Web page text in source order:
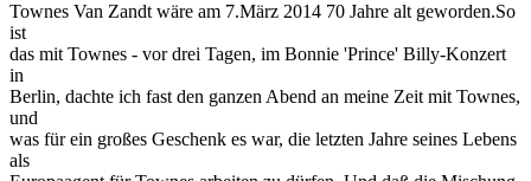
Townes Van Zandt wäre am 7.März 2014 70 Jahre alt geworden.So
ist
das mit Townes - vor drei Tagen, im Bonnie 'Prince' Billy-Konzert
in
Berlin, dachte ich fast den ganzen Abend an meine Zeit mit Townes,
und
was für ein großes Geschenk es war, die letzten Jahre seines Lebens
als